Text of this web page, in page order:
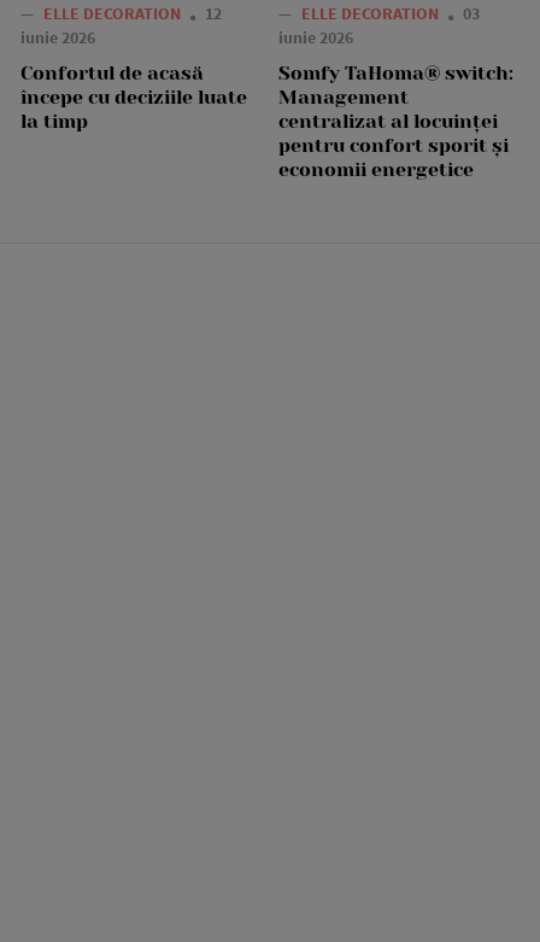
— ELLE DECORATION
12
iunie 2026
Confortul de acasă
începe cu deciziile luate
la timp
— ELLE DECORATION
03
iunie 2026
Somfy TaHoma® switch:
Management
centralizat al locuinței
pentru confort sporit și
economii energetice